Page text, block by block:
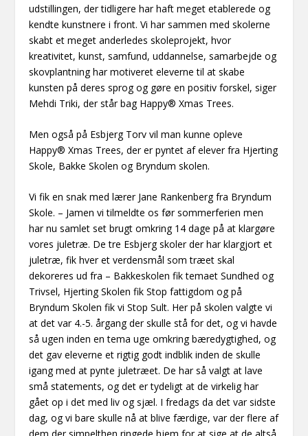
udstillingen, der tidligere har haft meget etablerede og
kendte kunstnere i front. Vi har sammen med skolerne
skabt et meget anderledes skoleprojekt, hvor
kreativitet, kunst, samfund, uddannelse, samarbejde og
skovplantning har motiveret eleverne til at skabe
kunsten på deres sprog og gøre en positiv forskel, siger
Mehdi Triki, der står bag Happy® Xmas Trees.
Men også på Esbjerg Torv vil man kunne opleve
Happy® Xmas Trees, der er pyntet af elever fra Hjerting
Skole, Bakke Skolen og Bryndum skolen.
Vi fik en snak med lærer Jane Rankenberg fra Bryndum
Skole. – Jamen vi tilmeldte os før sommerferien men
har nu samlet set brugt omkring 14 dage på at klargøre
vores juletræ. De tre Esbjerg skoler der har klargjort et
juletræ, fik hver et verdensmål som træet skal
dekoreres ud fra – Bakkeskolen fik temaet Sundhed og
Trivsel, Hjerting Skolen fik Stop fattigdom og på
Bryndum Skolen fik vi Stop Sult. Her på skolen valgte vi
at det var 4.-5. årgang der skulle stå for det, og vi havde
så ugen inden en tema uge omkring bæredygtighed, og
det gav eleverne et rigtig godt indblik inden de skulle
igang med at pynte juletræet. De har så valgt at lave
små statements, og det er tydeligt at de virkelig har
gået op i det med liv og sjæl. I fredags da det var sidste
dag, og vi bare skulle nå at blive færdige, var der flere af